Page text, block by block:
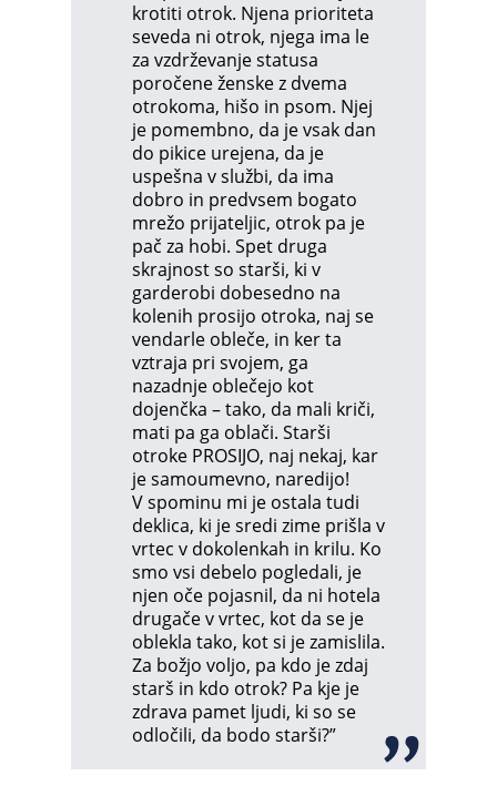
krotiti otrok. Njena prioriteta
seveda ni otrok, njega ima le
za vzdrževanje statusa
poročene ženske z dvema
otrokoma, hišo in psom. Njej
je pomembno, da je vsak dan
do pikice urejena, da je
uspešna v službi, da ima
dobro in predvsem bogato
mrežo prijateljic, otrok pa je
pač za hobi. Spet druga
skrajnost so starši, ki v
garderobi dobesedno na
kolenih prosijo otroka, naj se
vendarle obleče, in ker ta
vztraja pri svojem, ga
nazadnje oblečejo kot
dojenčka – tako, da mali kriči,
mati pa ga oblači. Starši
otroke PROSIJO, naj nekaj, kar
je samoumevno, naredijo!
V spominu mi je ostala tudi
deklica, ki je sredi zime prišla v
vrtec v dokolenkah in krilu. Ko
smo vsi debelo pogledali, je
njen oče pojasnil, da ni hotela
drugače v vrtec, kot da se je
oblekla tako, kot si je zamislila.
Za božjo voljo, pa kdo je zdaj
starš in kdo otrok? Pa kje je
zdrava pamet ljudi, ki so se
odločili, da bodo starši?”